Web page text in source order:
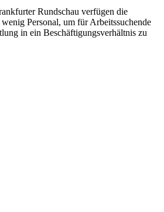
Rundschau verfügen die
Personal, um für Arbeitssuchende
in ein Beschäftigungsverhältnis zu